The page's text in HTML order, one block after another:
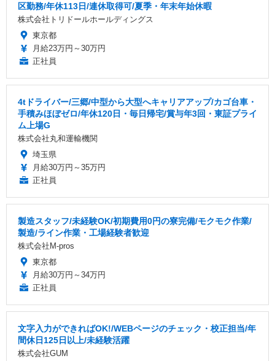
区勤務/年休113日/連休取得可/夏季・年末年始休暇
株式会社トリドールホールディングス
東京都
月給23万円～30万円
正社員
4tドライバー/三郷/中型から大型へキャリアアップ/カゴ台車・
手積みほぼゼロ/年休120日・毎日帰宅/賞与年3回・東証プライ
ム上場G
株式会社丸和運輸機関
埼玉県
月給30万円～35万円
正社員
製造スタッフ/未経験OK/初期費用0円の寮完備/モクモク作業/
製造/ライン作業・工場経験者歓迎
株式会社M-pros
東京都
月給30万円～34万円
正社員
文字入力ができればOK!/WEBページのチェック・校正担当/年
間休日125日以上/未経験活躍
株式会社GUM